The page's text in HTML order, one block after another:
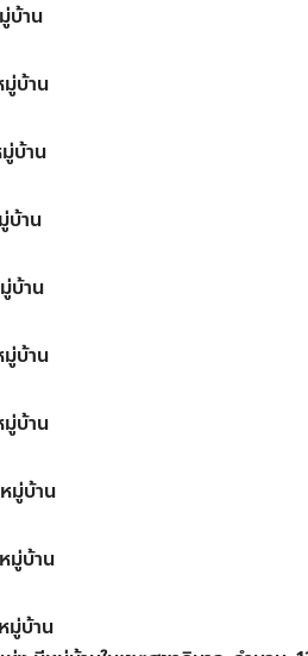
าน
าน
าน
าน
าน
บ้าน
าน
บ้าน
บ้าน
บ้าน